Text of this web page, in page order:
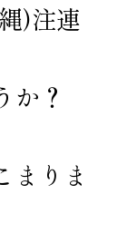
)注連
か？
まりま